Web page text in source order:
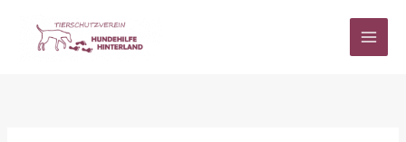
springen